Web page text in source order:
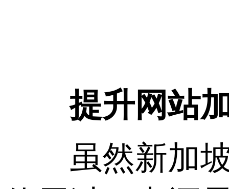
提升网站加
虽然新加坡